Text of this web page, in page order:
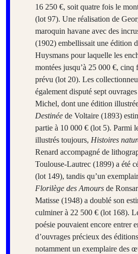
16 250 €, soit quatre fois le
(lot 97). Une réalisation de
maroquin havane avec des
(1902) embellissait une édition
Huysmans pour laquelle les
montées jusqu’à 25 000 €, cinq
prévu (lot 20). Les
également disputé sept
Michel, dont une édition
Destinée de Voltaire (1893)
partie à 10 000 € (lot 5). Parmi
illustrés toujours, Histoires
Renard accompagné de
Toulouse-Lautrec (1899) a été
(lot 149), tandis qu’un
Florilège des Amours de
Matisse (1948) a doublé son
culminer à 22 500 € (lot 168).
poésie pouvaient encore entrer
d’ouvrages précieux des
notamment un exemplaire des